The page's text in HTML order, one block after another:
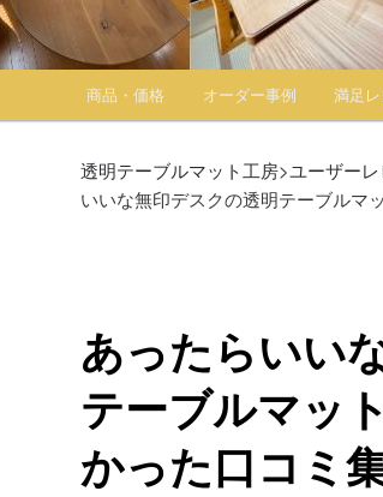
メインメニュー
メインコンテンツへ移動
サブコンテンツへ移動
商品・価格 オーダー事例 満足レ
透明テーブルマット工房>ユーザー
いいな無印デスクの透明テーブル
あったらいい
テーブルマ
かった口コミ